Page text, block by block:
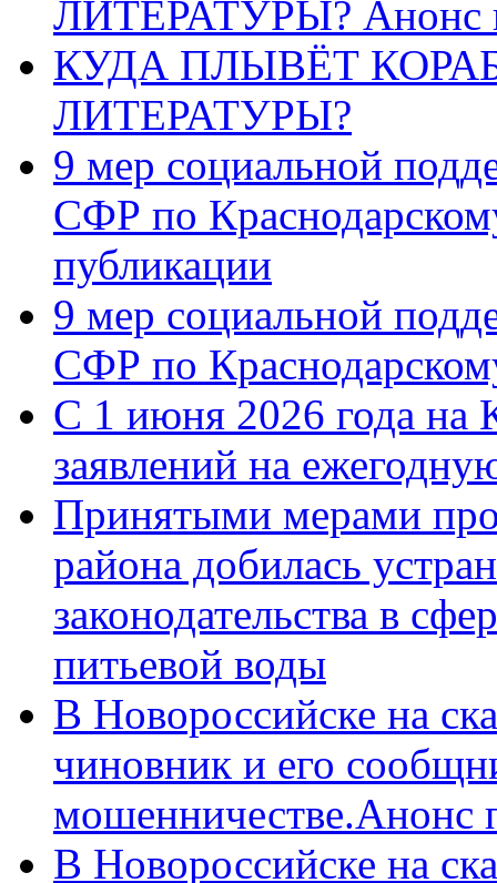
ЛИТЕРАТУРЫ? Анонс
КУДА ПЛЫВЁТ
ЛИТЕРАТУРЫ?
9 мер социальной
СФР по
публикации
9 мер социальной
СФР по
С 1 июня 2026 года на
заявлений на
Принятыми мерами
района добилась
законодательства в
питьевой воды
В Новороссийске на
чиновник и его
мошенничестве.Анонс
В Новороссийске на